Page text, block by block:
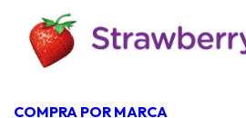
COMPRA POR MARCA